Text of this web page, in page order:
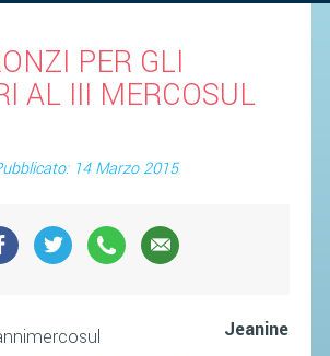
PER GLI
AL III MERCOSUL
14 Marzo 2015
Jeanine